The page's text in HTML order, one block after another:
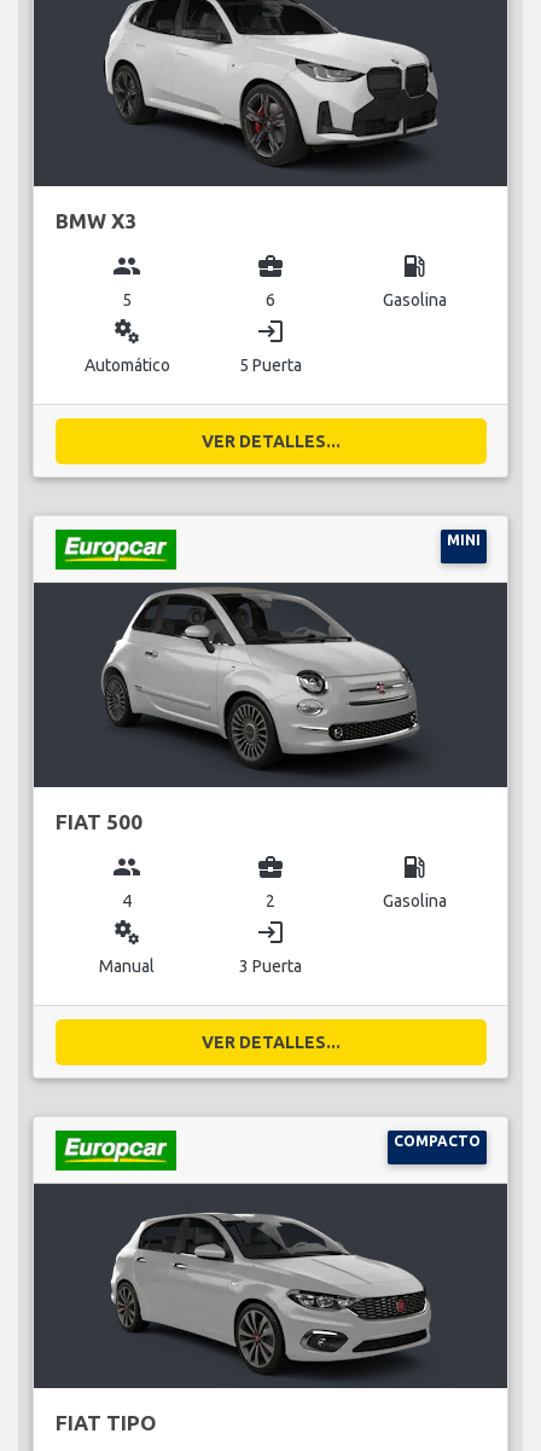
BMW X3
group
5
business_center
6
local_gas_station
Gasolina
miscellaneous_services
Automático
login
5 Puerta
VER DETALLES...
MINI
FIAT 500
group
4
business_center
2
local_gas_station
Gasolina
miscellaneous_services
Manual
login
3 Puerta
VER DETALLES...
COMPACTO
FIAT TIPO